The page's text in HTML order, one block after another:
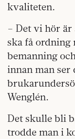
kvaliteten.
– Det vi hör
ska få ordning
bemanning
innan man ser
Wenglén.
Det skulle bli
trodde man i